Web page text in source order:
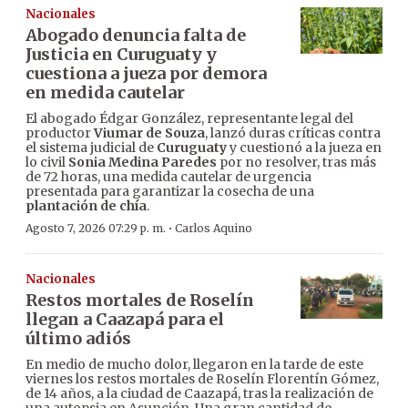
Nacionales
Abogado denuncia falta de
Justicia en Curuguaty y
cuestiona a jueza por demora
en medida cautelar
El abogado Édgar González, representante legal del
productorViumar de Souza, lanzó duras críticas contra
el sistema judicial de Curuguatyy cuestionó a la jueza en
lo civil Sonia Medina Paredes por no resolver, tras más
de 72 horas, una medida cautelar de urgencia
presentada para garantizar la cosecha de una
plantación de chía.
Agosto 7, 2026 07:29 p. m. · Carlos Aquino
Nacionales
Restos mortales de Roselín
llegan a Caazapá para el
último adiós
En medio de mucho dolor, llegaron en la tarde de este
viernes los restos mortales de Roselín Florentín Gómez,
de 14 años, a la ciudad de Caazapá, tras la realización de